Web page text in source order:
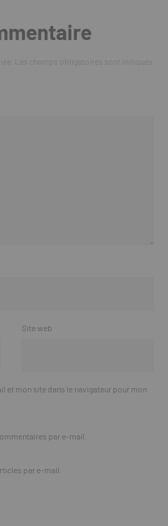
Site web
et mon site dans le navigateur pour mon
par e-mail.
par e-mail.